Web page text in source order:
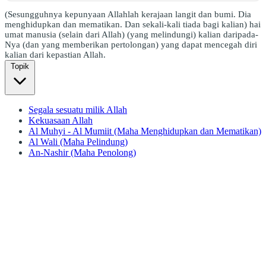
(Sesungguhnya kepunyaan Allahlah kerajaan langit dan bumi. Dia
menghidupkan dan mematikan. Dan sekali-kali tiada bagi kalian) hai
umat manusia (selain dari Allah) (yang melindungi) kalian daripada-
Nya (dan yang memberikan pertolongan) yang dapat mencegah diri
kalian dari kepastian Allah.
Topik
Segala sesuatu milik Allah
Kekuasaan Allah
Al Muhyi - Al Mumiit (Maha Menghidupkan dan Mematikan)
Al Wali (Maha Pelindung)
An-Nashir (Maha Penolong)